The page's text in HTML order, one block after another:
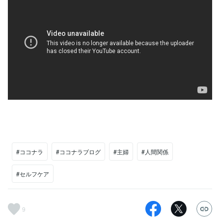
#ココナラ #ココナラブログ #主婦 #人間関係
#セルフケア
9